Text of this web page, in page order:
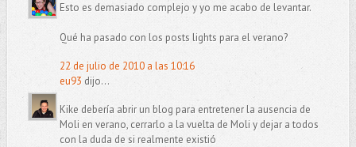
Esto es demasiado complejo y yo me acabo de levantar.
Qué ha pasado con los posts lights para el verano?
22 de julio de 2010 a las 10:16
eu93 dijo...
Kike debería abrir un blog para entretener la ausencia de
Moli en verano, cerrarlo a la vuelta de Moli y dejar a todos
con la duda de si realmente existió